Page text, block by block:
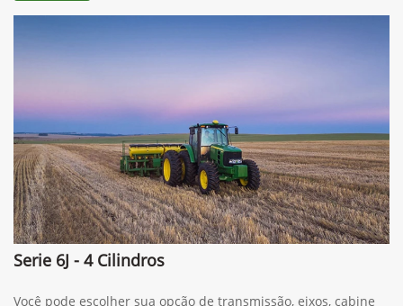
Anterior Próximo
Contato
(64) 3404-9900
Whatsapp
(34) 3291-1200